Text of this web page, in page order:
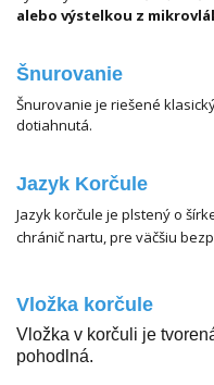
alebo výstelkou z
Šnurovanie
Šnurovanie je riešené
dotiahnutá.
Jazyk Korčule
Jazyk korčule je plstený o
chránič nartu, pre väčšiu
Vložka korčule
Vložka v korčuli je
pohodlná.